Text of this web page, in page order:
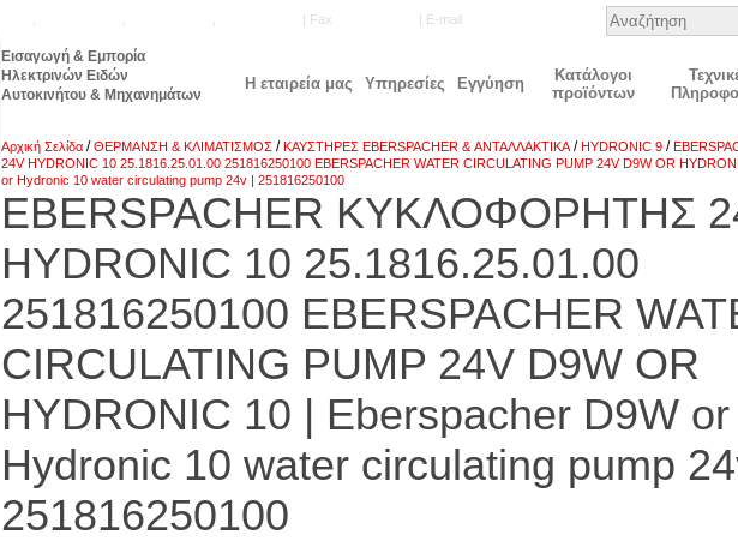
Εισαγωγή & Εμπορία
Ηλεκτρινών Ειδών
Αυτοκινήτου & Μηχανημάτων
| Fax | E-mail
Η εταιρεία μας Υπηρεσίες Εγγύηση
Κατάλογοι
προϊόντων
Αρχική Σελίδα /ΘΕΡΜΑΝΣΗ & ΚΛΙΜΑΤΙΣΜΟΣ /ΚΑΥΣΤΗΡΕΣ EBERSPACHER & ΑΝΤΑΛΛΑΚΤΙΚΑ/HYDRONIC 9 /
24V HYDRONIC 10 25.1816.25.01.00 251816250100 EBERSPACHER WATER CIRCULATING PUMP 24V D9W OR
or Hydronic 10 water circulating pump 24v | 251816250100
EBERSPACHER ΚΥΚΛΟΦΟΡΗΤΗΣ
HYDRONIC 10 25.1816.25.01.00
251816250100 EBERSPACHER
CIRCULATING PUMP 24V D9W OR
HYDRONIC 10 | Eberspacher D9W or
Hydronic 10 water circulating pump
251816250100